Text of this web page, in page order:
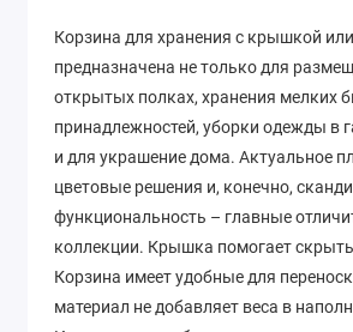
Корзина для хранения с крышкой
предназначена не только для
открытых полках, хранения мелких
принадлежностей, уборки одежды в
и для украшение дома. Актуальное
цветовые решения и, конечно,
функциональность – главные
коллекции. Крышка помогает
Корзина имеет удобные для
материал не добавляет веса в